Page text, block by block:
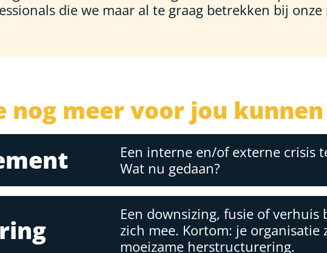
die we maar al te graag betrekken bij
nog meer voor jou
Een interne en/of externe crisis
Wat nu gedaan?
Een downsizing, fusie of
zich mee. Kortom: je organisatie
moeizame herstructurering.